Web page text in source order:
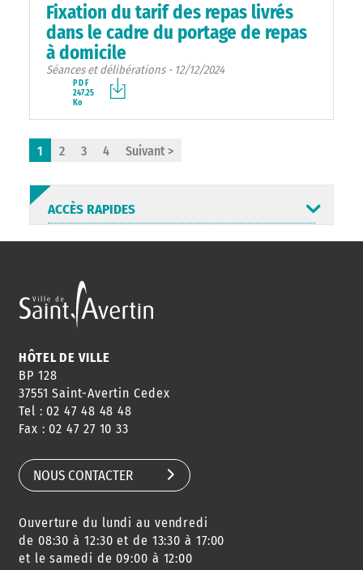
Fixation du tarif des repas livrés
dans le cadre du portage de repas
à domicile
Séances et délibérations - 12/12/2024
PDF
247.25
Ko
1 2 3 4 Suivant >
ACCÈS RAPIDES
ANNUAIRE
HORAIRES
CONSEILS
DE QUARTIER
AGENDA
DES SORTIES
URBANISME
HÔTEL DE VILLE
BP 128
37551 Saint-Avertin Cedex
Tel : 02 47 48 48 48
Fax : 02 47 27 10 33
NOUS CONTACTER
Ouverture du lundi au vendredi
de 08:30 à 12:30 et de 13:30 à 17:00
et le samedi de 09:00 à 12:00